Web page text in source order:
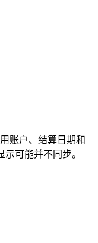
账户、结算日期和
可能并不同步。